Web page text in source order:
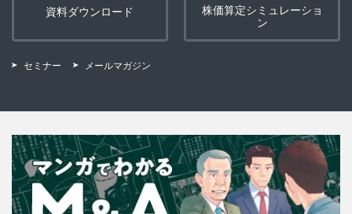
資料ダウンロード
株価算定シミュレーショ
ン
セミナー メールマガジン